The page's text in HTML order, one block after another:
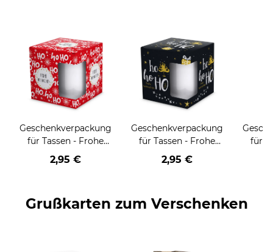
Geschenkverpackung
für Tassen - Frohe
Weihnachten - HO
HO HO - rot
2,95 €
Geschenkverpackung
für Tassen - Frohe
Weihnachten - HO
HO HO - schwarz
2,95 €
für
Grußkarten zum Verschenken